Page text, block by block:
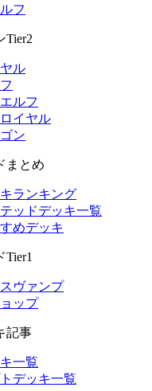
フ
Tier2
ル
ルフ
イヤル
ン
まとめ
ランキング
ッドデッキ一覧
めデッキ
Tier1
ヴァンプ
ップ
記事
一覧
デッキ一覧